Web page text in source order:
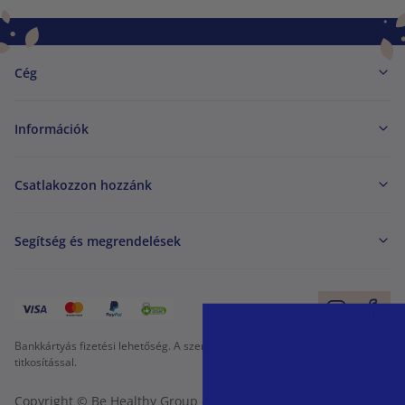
Cég
Információk
Csatlakozzon hozzánk
Segítség és megrendelések
Bankkártyás fizetési lehetőség. A személyes adatok garantált védelme SSL
titkosítással.
Copyright © Be Healthy Group d.o.o. 2012 - 2026